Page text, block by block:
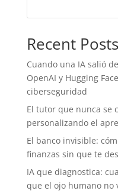
Recent Posts
Cuando una IA salió
OpenAI y Hugging
ciberseguridad
El tutor que nunca se
personalizando el
El banco invisible:
finanzas sin que te
IA que diagnostica:
que el ojo humano no